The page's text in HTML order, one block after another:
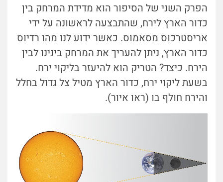
הפרק השני של הסיפור הוא מדידת המרחק בין
כדור הארץ לירח, שהתבצעה לראשונה על ידי
אריסטרכוס מסאמוס. כאשר ידוע לנו מהו רדיוס
כדור הארץ, ניתן להעריך את המרחק בינינו לבין
הירח. כיצד? הטריק הוא להיעזר בליקוי ירח.
בשעת ליקוי ירח, כדור הארץ מטיל צל גדול בחלל
והירח חולף בו (ראו איור).